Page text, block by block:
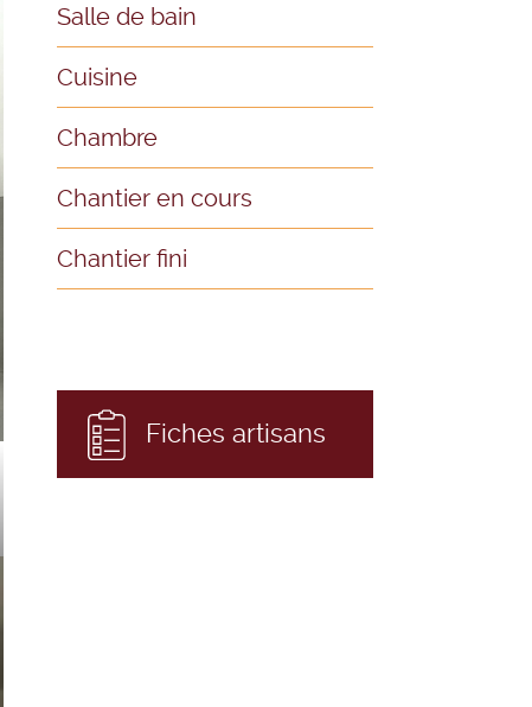
Salle de bain
Cuisine
Chambre
Chantier en cours
Chantier fini
Fiches artisans